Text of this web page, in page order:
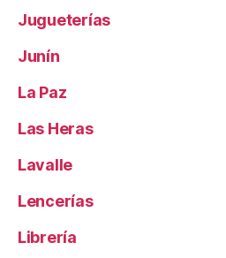
Jugueterías
Junín
La Paz
Las Heras
Lavalle
Lencerías
Librería